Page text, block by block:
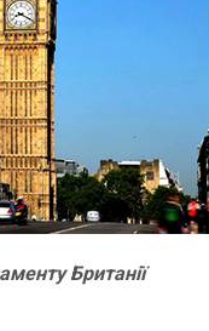
Британії